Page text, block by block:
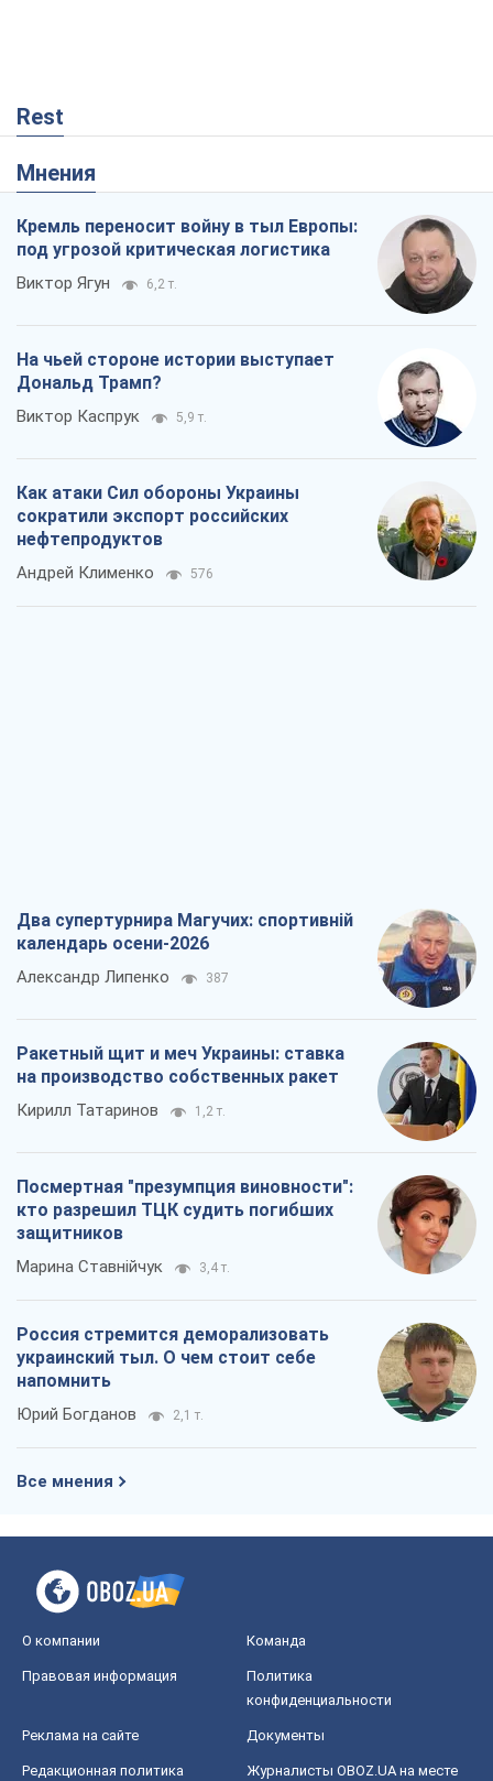
Rest
Мнения
Кремль переносит войну в тыл Европы:
под угрозой критическая логистика
Виктор Ягун 6,2 т.
На чьей стороне истории выступает
Дональд Трамп?
Виктор Каспрук 5,9 т.
Как атаки Сил обороны Украины
сократили экспорт российских
нефтепродуктов
Андрей Клименко 576
Два супертурнира Магучих: спортивній
календарь осени-2026
Александр Липенко 387
Ракетный щит и меч Украины: ставка
на производство собственных ракет
Кирилл Татаринов 1,2 т.
Посмертная "презумпция виновности":
кто разрешил ТЦК судить погибших
защитников
Марина Ставнійчук 3,4 т.
Россия стремится деморализовать
украинский тыл. О чем стоит себе
напомнить
Юрий Богданов 2,1 т.
Все мнения
О компании Команда
Правовая информация
Политика
конфиденциальности
Реклама на сайте Документы
Редакционная политика
Журналисты OBOZ.UA на месте